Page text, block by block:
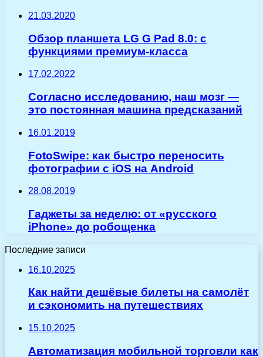
21.03.2020
Обзор планшета LG G Pad 8.0: с
функциями премиум-класса
17.02.2022
Согласно исследованию, наш мозг —
это постоянная машина предсказаний
16.01.2019
FotoSwipe: как быстро переносить
фотографии с iOS на Android
28.08.2019
Гаджеты за неделю: от «русского
iPhone» до робощенка
Последние записи
16.10.2025
Как найти дешёвые билеты на самолёт
и сэкономить на путешествиях
15.10.2025
Автоматизация мобильной торговли как